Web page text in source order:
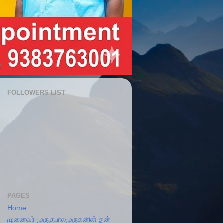
FOLLOWERS LIST
PAGES
Home
முனைவர் முருகுபாலமுருகனின் தன்